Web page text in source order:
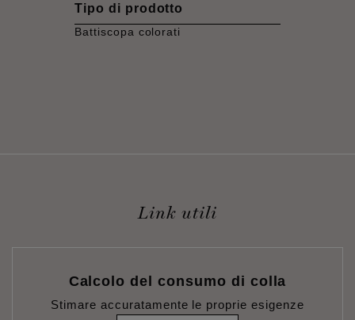
Tipo di prodotto
Battiscopa colorati
Link utili
Calcolo del consumo di colla
Stimare accuratamente le proprie esigenze